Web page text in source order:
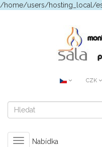
/home/users/hosting_local/
CZK
ToggleNabídka